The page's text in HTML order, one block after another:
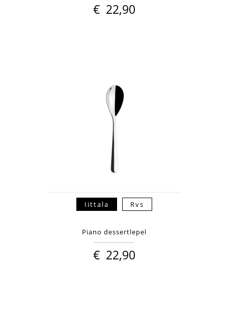
€ 22,90
Iittala Rvs
Piano dessertlepel
€ 22,90